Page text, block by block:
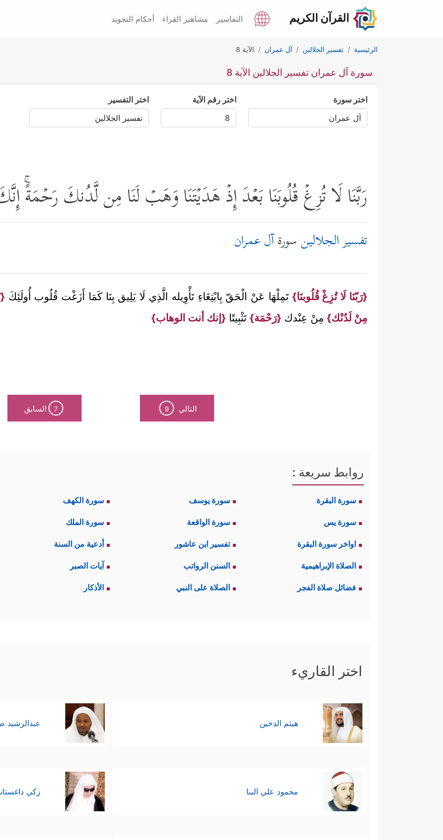
القرآن الكريم التفاسير مشاهير القراء أحكام التجويد
الرئيسية تفسير الجلالين آل عمران الآية 8
سورة آل عمران تفسير الجلالين الآية 8
اختر سورة اختر رقم الآية اختر التفسير
رَبَّنَا لَا تُزِغۡ قُلُوبَنَا بَعۡدَ إِذۡ هَدَیۡتَنَا وَهَبۡ لَنَا مِن لَّدُنكَ رَحۡمَةًۚ
تفسير الجلالين سورةآل عمران
{رَبّنَا لَا تُزِغْ قُلُوبنَا} تَمِلْهَا عَنْ الْحَقّ بِابْتِغَاءِ تَأْوِيله الَّذِي لَا يَلِيق بِنَا كَمَا أَزَغْت قُلُوب أُولَئِكَ
مِنْ لَدُنْك} مِنْ عِنْدك {رَحْمَة} تَثْبِيتًا {إنك أنت الوهاب}
التالي 9
7 السابق
روابط سريعة :
سورة البقرة سورة يوسف سورة الكهف
سورة يس سورة الواقعة سورة الملك
اواخر سورة البقرة تفسير ابن عاشور أدعية من السنة
الصلاة الإبراهيمية السنن الرواتب آيات الصبر
فضائل صلاة الفجر الصلاة على النبي الأذكار
اختر القاريء
هيثم الدخين عبدالرشيد
محمود علي البنا زكي